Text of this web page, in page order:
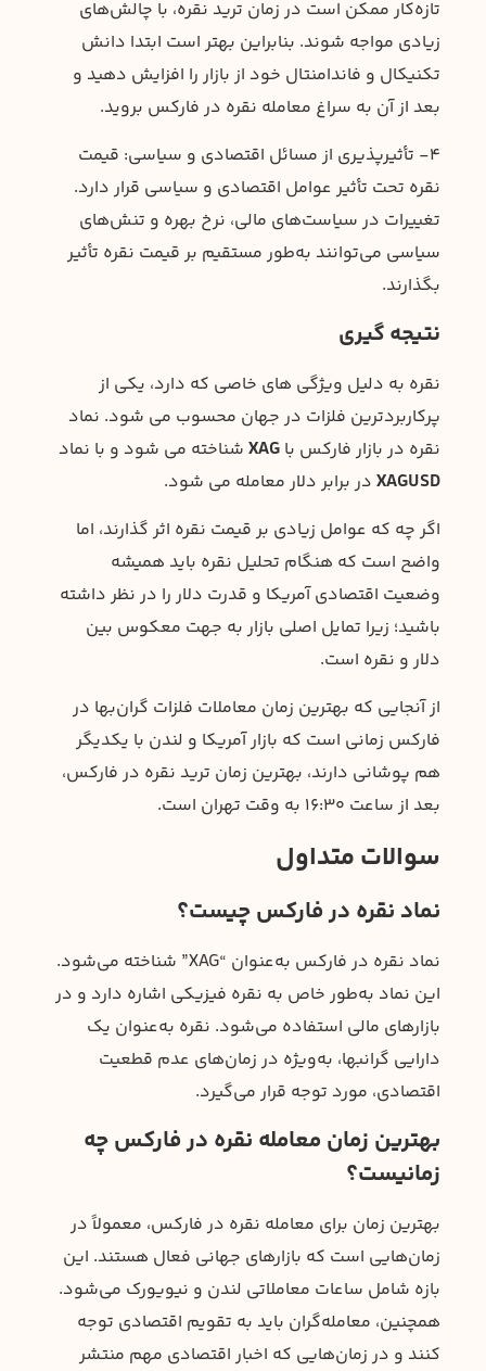
تازه‌کار ممکن است در زمان ترید نقره، با چالش‌های
زیادی مواجه شوند. بنابراین بهتر است ابتدا دانش
تکنیکال و فاندامنتال خود از بازار را افزایش دهید و
بعد از آن به سراغ معامله نقره در فارکس بروید.
۴- تأثیرپذیری از مسائل اقتصادی و سیاسی: قیمت
نقره تحت تأثیر عوامل اقتصادی و سیاسی قرار دارد.
تغییرات در سیاست‌های مالی، نرخ بهره و تنش‌های
سیاسی می‌توانند به‌طور مستقیم بر قیمت نقره تأثیر
بگذارند.
نتیجه گیری
نقره به دلیل ویژگی های خاصی که دارد، یکی از
پرکاربردترین فلزات در جهان محسوب می شود. نماد
نقره در بازار فارکس باXAG شناخته می شود و با نماد
XAGUSD در برابر دلار معامله می شود.
اگر چه که عوامل زیادی بر قیمت نقره اثر گذارند، اما
واضح است که هنگام تحلیل نقره باید همیشه
وضعیت اقتصادی آمریکا و قدرت دلار را در نظر داشته
باشید؛ زیرا تمایل اصلی بازار به جهت معکوس بین
دلار و نقره است.
از آنجایی که بهترین زمان معاملات فلزات گران‌بها در
فارکس زمانی است که بازار آمریکا و لندن با یکدیگر
هم پوشانی دارند، بهترین زمان ترید نقره در فارکس،
بعد از ساعت ۱۶:۳۰ به وقت تهران است.
سوالات متداول
نماد نقره در فارکس چیست؟
نماد نقره در فارکس به‌عنوان “XAG” شناخته می‌شود.
این نماد به‌طور خاص به نقره فیزیکی اشاره دارد و در
بازارهای مالی استفاده می‌شود. نقره به‌عنوان یک
دارایی گرانبها، به‌ویژه در زمان‌های عدم قطعیت
اقتصادی، مورد توجه قرار می‌گیرد.
بهترین زمان معامله نقره در فارکس چه
زمانیست؟
بهترین زمان برای معامله نقره در فارکس، معمولاً در
زمان‌هایی است که بازارهای جهانی فعال هستند. این
بازه شامل ساعات معاملاتی لندن و نیویورک می‌شود.
همچنین، معامله‌گران باید به تقویم اقتصادی توجه
کنند و در زمان‌هایی که اخبار اقتصادی مهم منتشر